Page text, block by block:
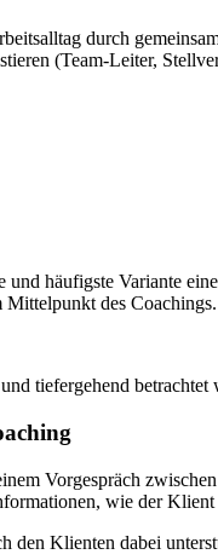
durch
(Team-Leiter,
häufigste Variante
des
tiefergehend betrachtet
Vorgespräch
wie der
den Klienten dabei